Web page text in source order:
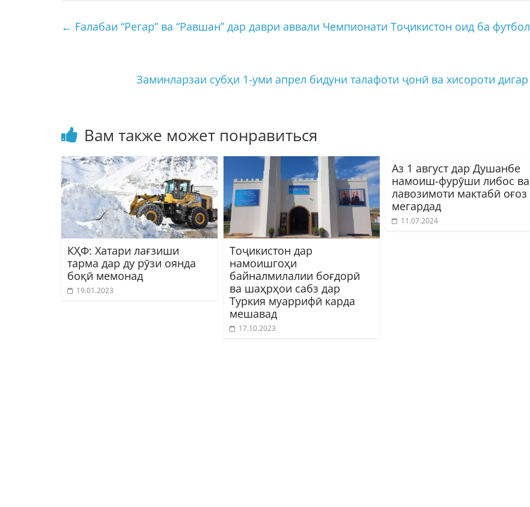
← Ғалабаи “Регар” ва “Равшан” дар даври аввали Чемпионати Тоҷикистон оид ба футбол
Заминларзаи субҳи 1-уми апрел бидуни талафоти ҷонӣ ва хисороти дигар
Вам также может понравиться
КҲФ: Хатари лағзиши
тарма дар ду рӯзи оянда
боқӣ мемонад
19.01.2023
Тоҷикистон дар
намоишгоҳи
байналмилалии боғдорӣ
ва шаҳрҳои сабз дар
Туркия муаррифӣ карда
мешавад
17.10.2023
Аз 1 август дар Душанбе
намоиш-фурӯши либос ва
лавозимоти мактабӣ оғоз
мегардад
11.07.2024